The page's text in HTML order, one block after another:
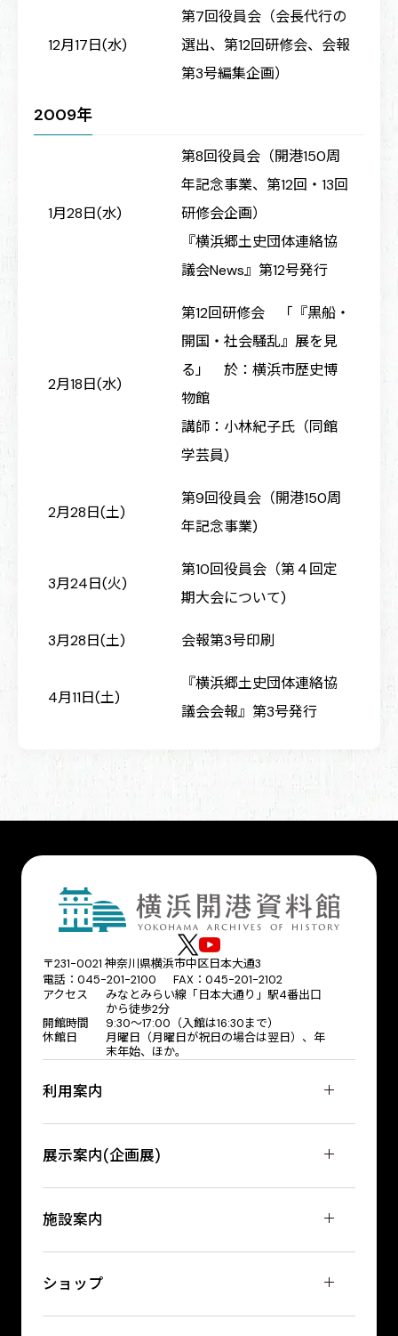
12月17日(水)
第7回役員会（会長代行の
選出、第12回研修会、会報
第3号編集企画）
2009年
1月28日(水)
第8回役員会（開港150周
年記念事業、第12回・13回
研修会企画）
『横浜郷土史団体連絡協
議会News』第12号発行
2月18日(水)
第12回研修会 「『黒船・
開国・社会騒乱』展を見
る」 於：横浜市歴史博
物館
講師：小林紀子氏（同館
学芸員)
2月28日(土)
第9回役員会（開港150周
年記念事業)
3月24日(火)
第10回役員会（第４回定
期大会について)
3月28日(土) 会報第3号印刷
4月11日(土)
『横浜郷土史団体連絡協
議会会報』第3号発行
〒231-0021 神奈川県横浜市中区日本大通3
電話：045-201-2100 FAX：045-201-2102
アクセス
みなとみらい線「日本大通り」駅4番出口
から徒歩2分
開館時間
9:30〜17:00（入館は16:30まで）
休館日
月曜日（月曜日が祝日の場合は翌日）、年
末年始、ほか。
利用案内
展示案内(企画展)
施設案内
ショップ